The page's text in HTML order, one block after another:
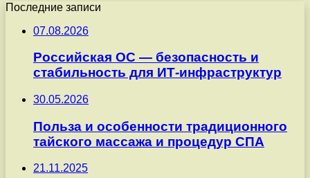
Последние записи
07.08.2026
Российская ОС — безопасность и
стабильность для ИТ-инфраструктур
30.05.2026
Польза и особенности традиционного
тайского массажа и процедур СПА
21.11.2025